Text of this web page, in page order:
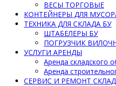
ВЕСЫ ТОРГОВЫЕ
КОНТЕЙНЕРЫ ДЛЯ
ТЕХНИКА ДЛЯ СКЛАДА БУ
ШТАБЕЛЕРЫ БУ
ПОГРУЗЧИК
УСЛУГИ АРЕНДЫ
Аренда складского
Аренда
СЕРВИС И РЕМОНТ